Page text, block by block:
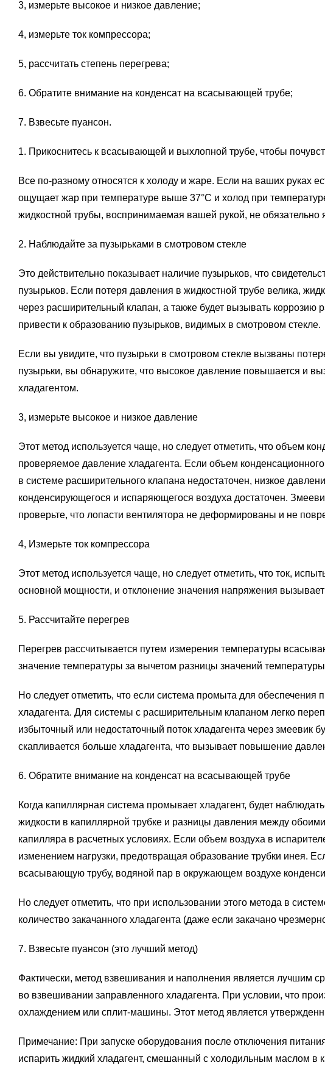
3, измерьте высокое и низкое давление;
4, измерьте ток компрессора;
5, рассчитать степень перегрева;
6. Обратите внимание на конденсат на всасывающей трубе;
7. Взвесьте пуансон.
1. Прикоснитесь к всасывающей и выхлопной трубе, чтобы
Все по-разному относятся к холоду и жаре. Если на ваших руках
ощущает жар при температуре выше 37°C и холод при
жидкостной трубы, воспринимаемая вашей рукой, не обязательно
2. Наблюдайте за пузырьками в смотровом стекле
Это действительно показывает наличие пузырьков, что
пузырьков. Если потеря давления в жидкостной трубе велика,
через расширительный клапан, а также будет вызывать
привести к образованию пузырьков, видимых в смотровом стекле.
Если вы увидите, что пузырьки в смотровом стекле вызваны
пузырьки, вы обнаружите, что высокое давление повышается и
хладагентом.
3, измерьте высокое и низкое давление
Этот метод используется чаще, но следует отметить, что объем
проверяемое давление хладагента. Если объем
в системе расширительного клапана недостаточен, низкое
конденсирующегося и испаряющегося воздуха достаточен.
проверьте, что лопасти вентилятора не деформированы и не
4, Измерьте ток компрессора
Этот метод используется чаще, но следует отметить, что ток,
основной мощности, и отклонение значения напряжения вызывает
5. Рассчитайте перегрев
Перегрев рассчитывается путем измерения температуры
значение температуры за вычетом разницы значений
Но следует отметить, что если система промыта для
хладагента. Для системы с расширительным клапаном легко
избыточный или недостаточный поток хладагента через змеевик
скапливается больше хладагента, что вызывает повышение
6. Обратите внимание на конденсат на всасывающей трубе
Когда капиллярная система промывает хладагент, будет
жидкости в капиллярной трубке и разницы давления между
капилляра в расчетных условиях. Если объем воздуха в
изменением нагрузки, предотвращая образование трубки инея.
всасывающую трубу, водяной пар в окружающем воздухе
Но следует отметить, что при использовании этого метода в
количество закачанного хладагента (даже если закачано
7. Взвесьте пуансон (это лучший метод)
Фактически, метод взвешивания и наполнения является лучшим
во взвешивании заправленного хладагента. При условии, что
охлаждением или сплит-машины. Этот метод является
Примечание: При запуске оборудования после отключения
испарить жидкий хладагент, смешанный с холодильным маслом в